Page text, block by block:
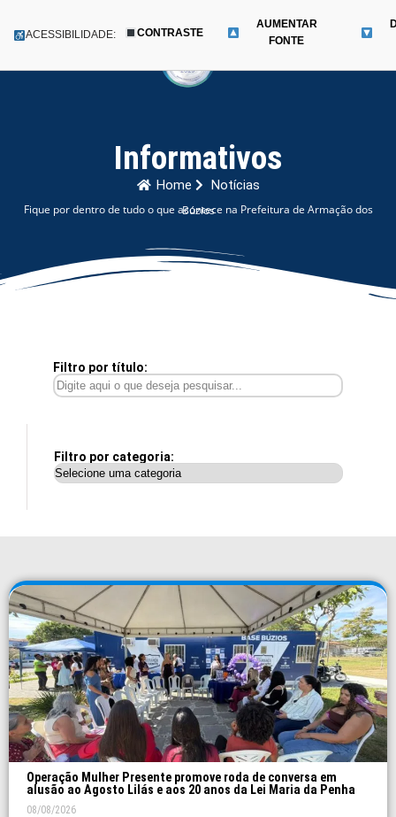
para
Menu
ACESSIBILIDADE: CONTRASTE
AUMENTAR
FONTE
Informativos
Home Notícias
Fique por dentro de tudo o que acontece na Prefeitura de Armação dos Búzios
Filtro por título:
Filtro por categoria:
Operação Mulher Presente promove roda de conversa em
alusão ao Agosto Lilás e aos 20 anos da Lei Maria da Penha
08/08/2026